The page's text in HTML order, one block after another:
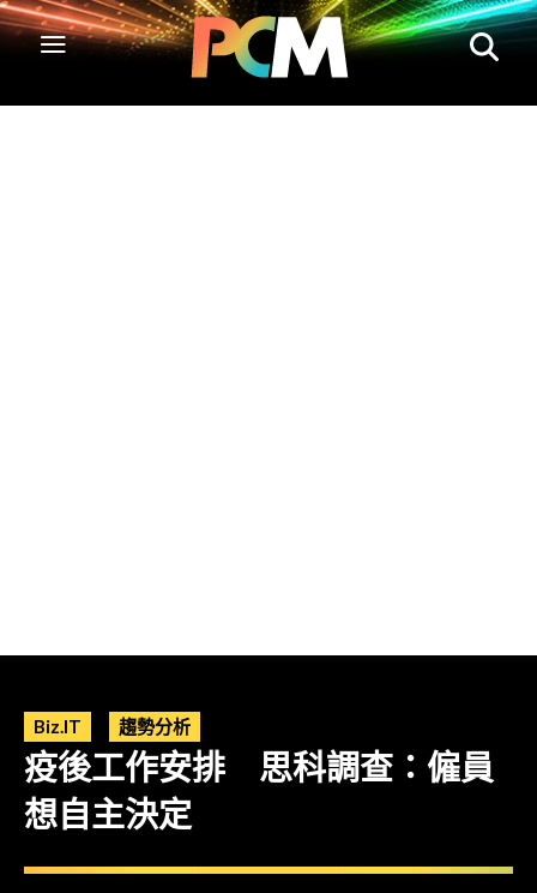
Biz.IT 趨勢分析
疫後工作安排 思科調查：僱員
想自主決定